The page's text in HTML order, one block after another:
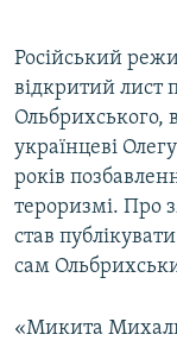
Усі сайти RFE/
Російський
відкритий лист
Ольбрихського,
українцеві
років
тероризмі. Про
став
сам
«Микита